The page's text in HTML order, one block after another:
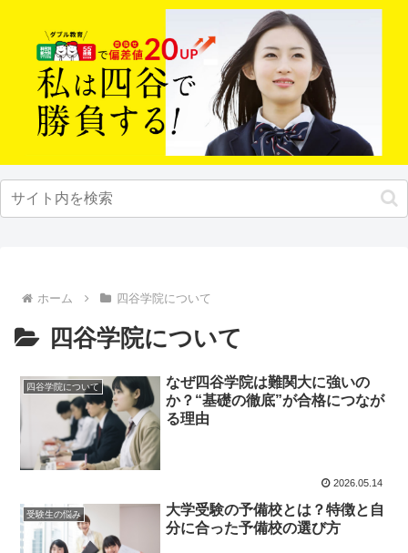
ホーム 四谷学院について
四谷学院について
四谷学院について
なぜ四谷学院は難関大に強いの
か？“基礎の徹底”が合格につなが
る理由
2026.05.14
受験生の悩み
大学受験の予備校とは？特徴と自
分に合った予備校の選び方